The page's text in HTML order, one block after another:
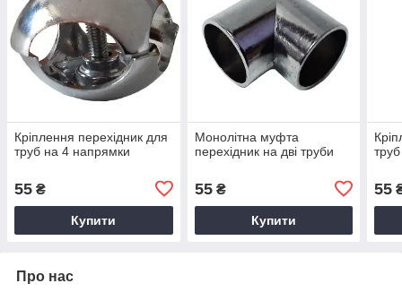
Кріплення перехідник для
труб на 4 напрямки
55 ₴
Купити
Монолітна муфта
перехідник на дві труби
55₴
Купити
55
Про нас